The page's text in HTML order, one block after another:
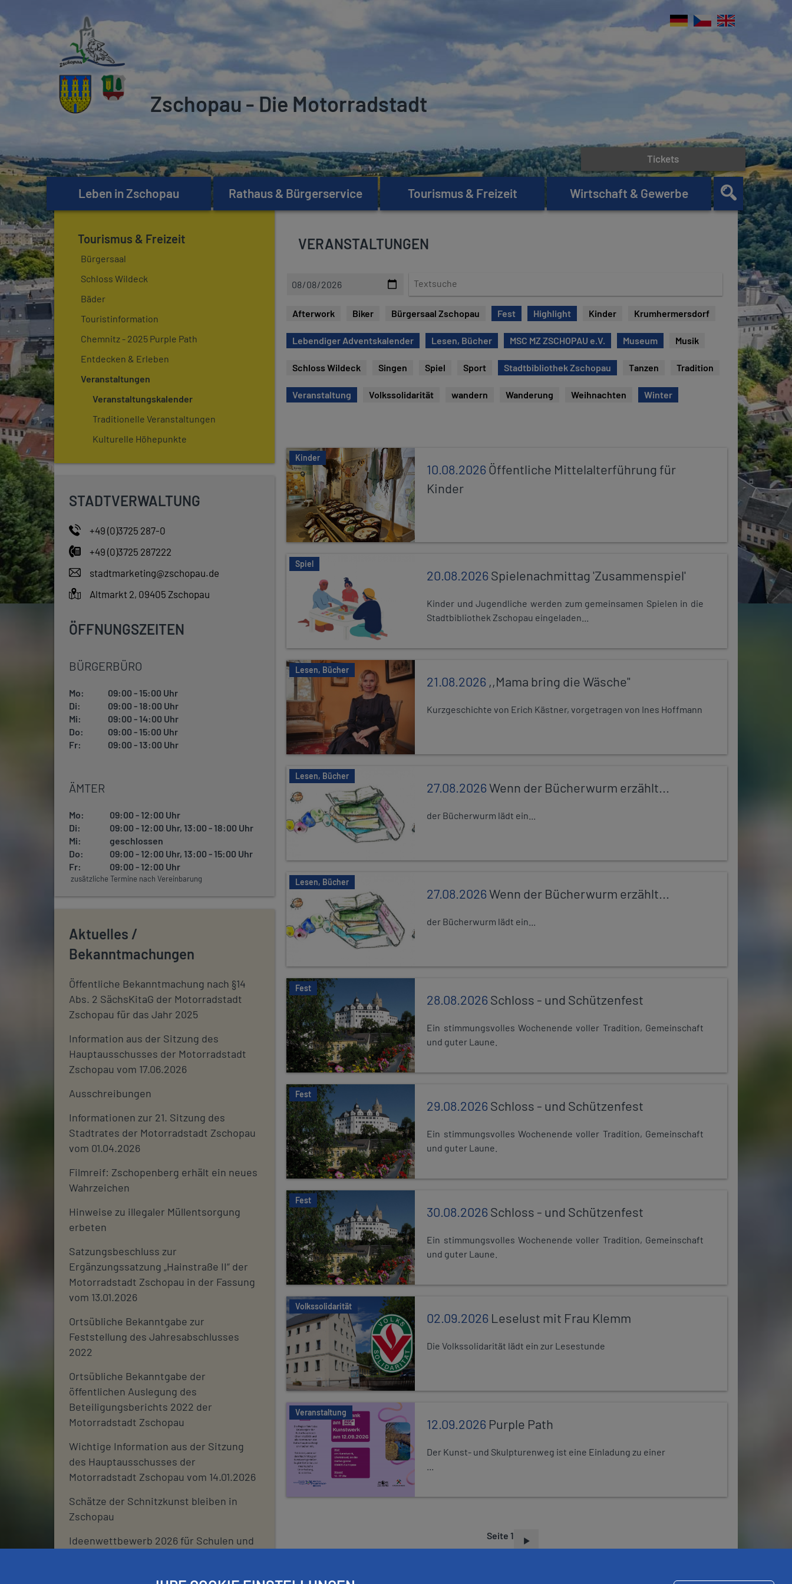
Zschopau - Die Motorradstadt
Leben in Zschopau Rathaus & Bürgerservice Tourismus & Freizeit Wirtschaft & Gewerbe
Tickets
Tourismus & Freizeit
Bürgersaal
Schloss Wildeck
Bäder
Touristinformation
Chemnitz - 2025 Purple Path
Entdecken & Erleben
Veranstaltungen
Veranstaltungskalender
Traditionelle Veranstaltungen
Kulturelle Höhepunkte
STADTVERWALTUNG
+49 (0)3725 287-0
+49 (0)3725 287222
stadtmarketing@zschopau.de
Altmarkt 2, 09405 Zschopau
ÖFFNUNGSZEITEN
BÜRGERBÜRO
Mo:
09:00 - 15:00 Uhr
Di:
09:00 - 18:00 Uhr
Mi:
09:00 - 14:00 Uhr
Do:
09:00 - 15:00 Uhr
Fr:
09:00 - 13:00 Uhr
ÄMTER
Mo:
09:00 - 12:00 Uhr
Di:
09:00 - 12:00 Uhr, 13:00 - 18:00 Uhr
Mi:
geschlossen
Do:
09:00 - 12:00 Uhr, 13:00 - 15:00 Uhr
Fr:
09:00 - 12:00 Uhr
zusätzliche Termine nach Vereinbarung
Aktuelles /
Bekanntmachungen
Öffentliche Bekanntmachung nach §14
Abs. 2 SächsKitaG der Motorradstadt
Zschopau für das Jahr 2025
Information aus der Sitzung des
Hauptausschusses der Motorradstadt
Zschopau vom 17.06.2026
Ausschreibungen
Informationen zur 21. Sitzung des
Stadtrates der Motorradstadt Zschopau
vom 01.04.2026
Filmreif: Zschopenberg erhält ein neues
Wahrzeichen
Hinweise zu illegaler Müllentsorgung
erbeten
Satzungsbeschluss zur
Ergänzungssatzung „Hainstraße II“ der
Motorradstadt Zschopau in der Fassung
vom 13.01.2026
Ortsübliche Bekanntgabe zur
Feststellung des Jahresabschlusses
2022
Ortsübliche Bekanntgabe der
öffentlichen Auslegung des
Beteiligungsberichts 2022 der
Motorradstadt Zschopau
Wichtige Information aus der Sitzung
des Hauptausschusses der
Motorradstadt Zschopau vom 14.01.2026
Schätze der Schnitzkunst bleiben in
Zschopau
Ideenwettbewerb 2026 für Schulen und
Stadtjournal 2026: Wir suchen euch
VERANSTALTUNGEN
t
s
u
Afterwork Biker Bürgersaal Zschopau Fest Highlight Kinder Krumhermersdorf
Lebendiger Adventskalender Lesen, Bücher MSC MZ ZSCHOPAU e.V. Museum Musik
Schloss Wildeck Singen Spiel Sport Stadtbibliothek Zschopau Tanzen Tradition
Veranstaltung Volkssolidarität wandern Wanderung Weihnachten Winter
Kinder
10.08.2026Öffentliche Mittelalterführung für
Kinder
Spiel
20.08.2026Spielenachmittag 'Zusammenspiel'
Kinder und Jugendliche werden zum gemeinsamen Spielen in die
Stadtbibliothek Zschopau eingeladen...
Lesen, Bücher
21.08.2026 ,,Mama bring die Wäsche"
Kurzgeschichte von Erich Kästner, vorgetragen von Ines Hoffmann
Lesen, Bücher
27.08.2026Wenn der Bücherwurm erzählt...
der Bücherwurm lädt ein...
Lesen, Bücher
27.08.2026Wenn der Bücherwurm erzählt...
der Bücherwurm lädt ein...
Fest
28.08.2026Schloss - und Schützenfest
Ein stimmungsvolles Wochenende voller Tradition, Gemeinschaft
und guter Laune.
Fest
29.08.2026Schloss - und Schützenfest
Ein stimmungsvolles Wochenende voller Tradition, Gemeinschaft
und guter Laune.
Fest
30.08.2026Schloss - und Schützenfest
Ein stimmungsvolles Wochenende voller Tradition, Gemeinschaft
und guter Laune.
Volkssolidarität
02.09.2026 Leselust mit Frau Klemm
Die Volkssolidarität lädt ein zur Lesestunde
Veranstaltung
12.09.2026 Purple Path
Der Kunst- und Skulpturenweg ist eine Einladung zu einer
S
I
Seite 1